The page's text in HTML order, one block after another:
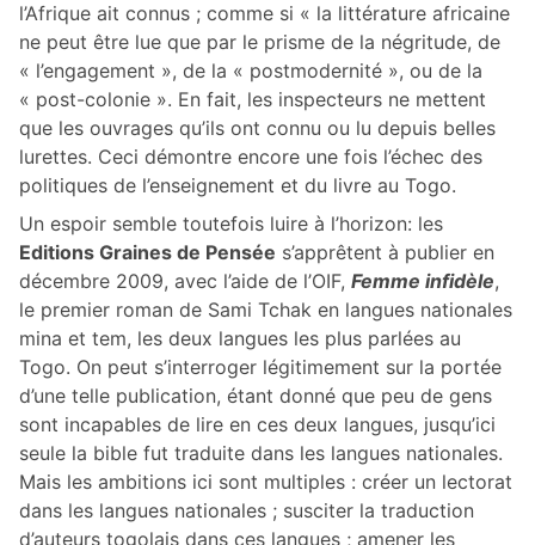
l’Afrique ait connus ; comme si « la littérature africaine
ne peut être lue que par le prisme de la négritude, de
« l’engagement », de la « postmodernité », ou de la
« post-colonie ». En fait, les inspecteurs ne mettent
que les ouvrages qu’ils ont connu ou lu depuis belles
lurettes. Ceci démontre encore une fois l’échec des
politiques de l’enseignement et du livre au Togo.
Un espoir semble toutefois luire à l’horizon: les
Editions Graines de Pensée s’apprêtent à publier en
décembre 2009, avec l’aide de l’OIF, Femme infidèle,
le premier roman de Sami Tchak en langues nationales
mina et tem, les deux langues les plus parlées au
Togo. On peut s’interroger légitimement sur la portée
d’une telle publication, étant donné que peu de gens
sont incapables de lire en ces deux langues, jusqu’ici
seule la bible fut traduite dans les langues nationales.
Mais les ambitions ici sont multiples : créer un lectorat
dans les langues nationales ; susciter la traduction
d’auteurs togolais dans ces langues ; amener les